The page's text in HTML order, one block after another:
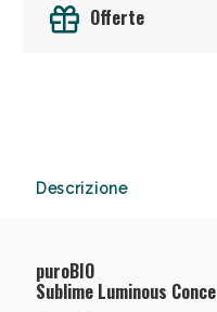
Offerte
Descrizione
puroBIO
Sublime Luminous